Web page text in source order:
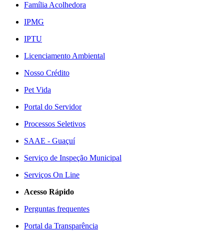
Família Acolhedora
IPMG
IPTU
Licenciamento Ambiental
Nosso Crédito
Pet Vida
Portal do Servidor
Processos Seletivos
SAAE - Guaçuí
Serviço de Inspeção Municipal
Serviços On Line
Acesso Rápido
Perguntas frequentes
Portal da Transparência